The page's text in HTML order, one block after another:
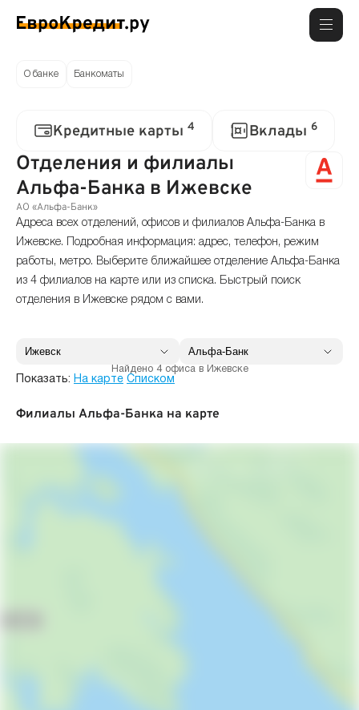
О банке Банкоматы
Кредитные карты 4 Вклады 6
Отделения и филиалы
Альфа-Банка в Ижевске
АО «Альфа-Банк»
Адреса всех отделений, офисов и филиалов Альфа-Банка в
Ижевске. Подробная информация: адрес, телефон, режим
работы, метро. Выберите ближайшее отделение Альфа-Банка
из 4 филиалов на карте или из списка. Быстрый поиск
отделения в Ижевске рядом с вами.
Найдено 4 офиса в Ижевске
Показать: На карте Списком
Филиалы Альфа-Банка на карте